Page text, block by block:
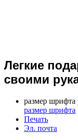
Легкие
своими
размер шрифта
размер шрифта
Печать
Эл. почта